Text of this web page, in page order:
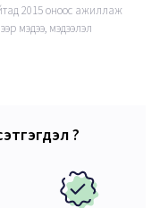
2015 оноос ажиллаж
мэдээ, мэдээлэл
?